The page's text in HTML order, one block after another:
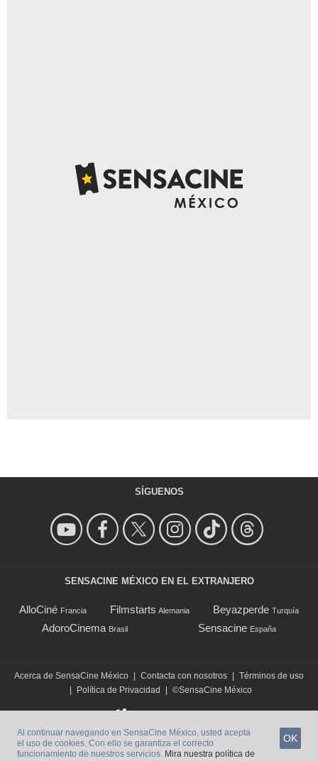
SÍGUENOS
SENSACINE MÉXICO EN EL EXTRANJERO
AlloCiné Francia Filmstarts Alemania Beyazperde Turquía
AdoroCinema Brasil Sensacine España
Acerca de SensaCine México | Contacta con nosotros | Términos de uso
|
Política de Privacidad | ©SensaCine México
Al continuar navegando en SensaCine México, usted acepta
el uso de cookies. Con ello se garantiza el correcto
funcionamiento de nuestros servicios. Mira nuestra política de
OK